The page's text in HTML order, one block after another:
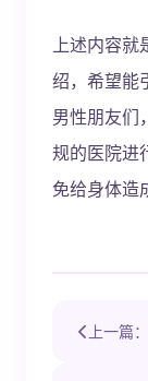
上述内容就
绍，希望能
男性朋友们
规的医院进
免给身体造
上一篇